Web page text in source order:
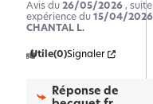
Avis du 26/05/2026 ,
expérience du 15/04/2026
CHANTAL L.
Utile(0)Signaler
Réponse de